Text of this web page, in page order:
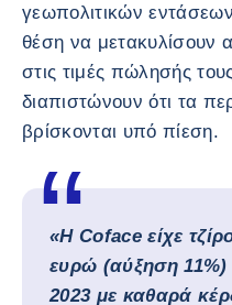
γεωπολιτικών
θέση να μετακυλίσουν
στις τιμές πώλησής
διαπιστώνουν ότι τα
βρίσκονται υπό πίεση.
«Η Coface είχε
ευρώ (αύξηση
2023 με καθαρά